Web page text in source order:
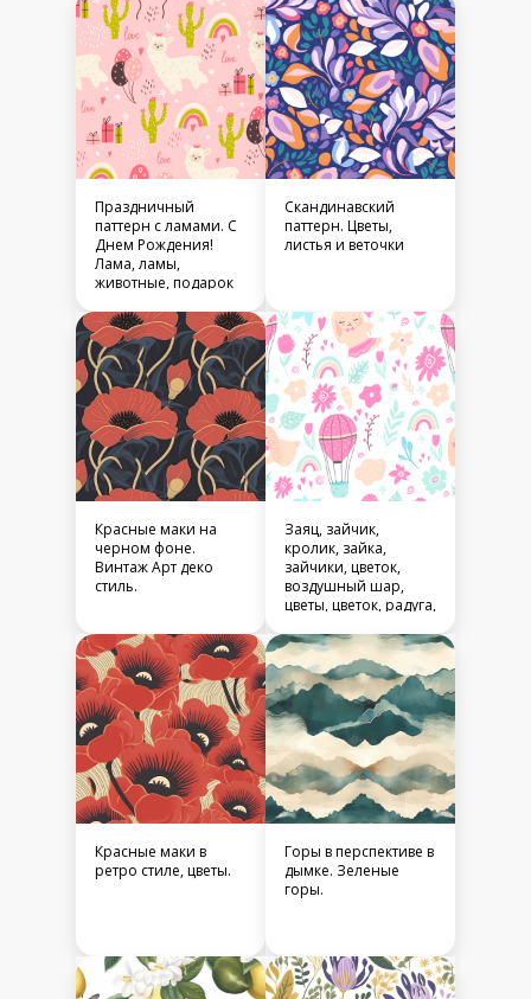
Праздничный
паттерн с ламами. С
Днем Рождения!
Лама, ламы,
животные, подарок
Скандинавский
паттерн. Цветы,
листья и веточки
Красные маки на
черном фоне.
Винтаж Арт деко
стиль.
Заяц, зайчик,
кролик, зайка,
зайчики, цветок,
воздушный шар,
цветы, цветок, радуга,
Красные маки в
ретро стиле, цветы.
Горы в перспективе в
дымке. Зеленые
горы.